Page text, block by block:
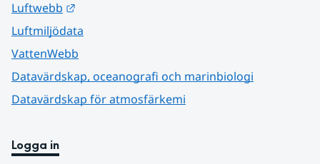
Luftwebb
Luftmiljödata
VattenWebb
Datavärdskap, oceanografi och marinbiologi
Datavärdskap för atmosfärkemi
Logga in